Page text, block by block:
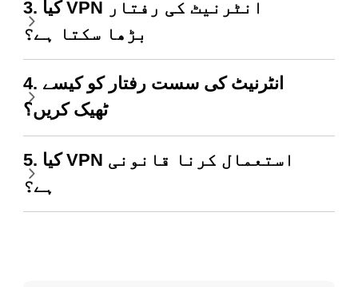
3. کیا VPN انٹرنیٹ کی رفتار
بڑھا سکتا ہے؟
4. انٹرنیٹ کی سست رفتار کو کیسے
ٹھیک کریں؟
5. کیا VPN استعمال کرنا قانونی
ہے؟